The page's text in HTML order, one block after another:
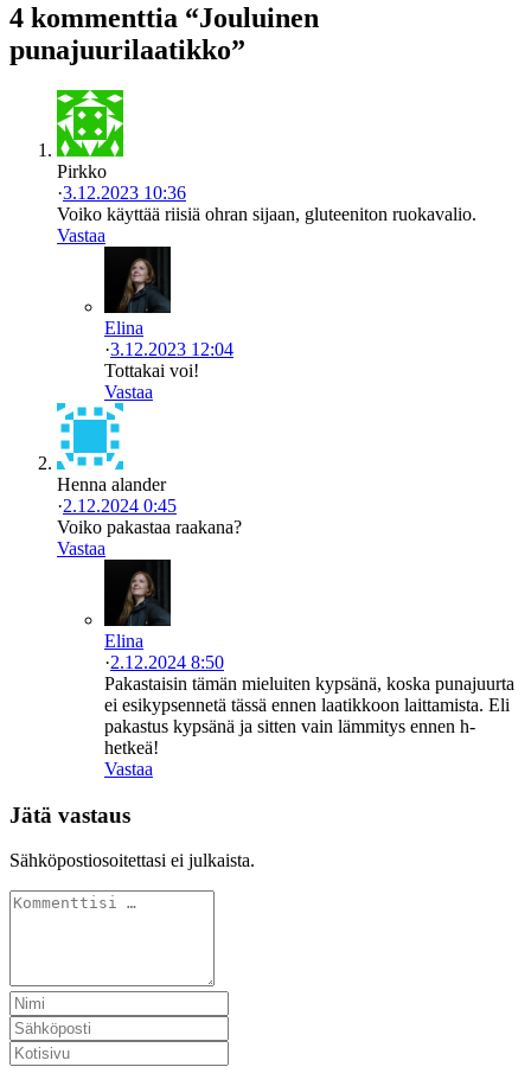
4 kommenttia “Jouluinen
punajuurilaatikko”
Pirkko
·3.12.2023 10:36
Voiko käyttää riisiä ohran sijaan, gluteeniton ruokavalio.
Vastaa
Elina
·3.12.2023 12:04
Tottakai voi!
Vastaa
Henna alander
·2.12.2024 0:45
Voiko pakastaa raakana?
Vastaa
Elina
·2.12.2024 8:50
Pakastaisin tämän mieluiten kypsänä, koska punajuurta
ei esikypsennetä tässä ennen laatikkoon laittamista. Eli
pakastus kypsänä ja sitten vain lämmitys ennen h-
hetkeä!
Vastaa
Jätä vastaus
Sähköpostiosoitettasi ei julkaista.